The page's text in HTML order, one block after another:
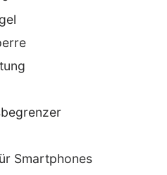
Smartphones